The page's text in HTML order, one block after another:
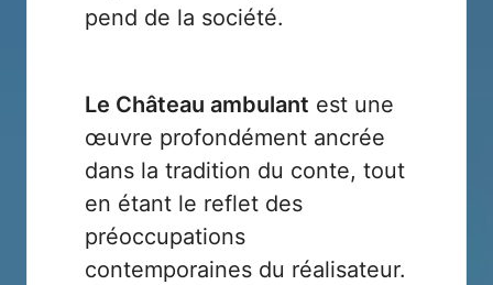
pend de la société.
Le Château ambulant est une
œuvre profondément ancrée
dans la tradition du conte, tout
en étant le reflet des
préoccupations
contemporaines du réalisateur.